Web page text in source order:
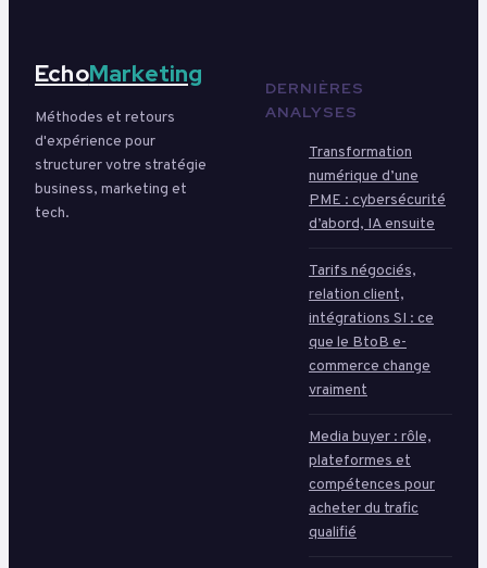
EchoMarketing
Méthodes et retours
d'expérience pour
structurer votre stratégie
business, marketing et
tech.
DERNIÈRES
ANALYSES
Transformation
numérique d’une
PME : cybersécurité
d’abord, IA ensuite
Tarifs négociés,
relation client,
intégrations SI : ce
que le BtoB e-
commerce change
vraiment
Media buyer : rôle,
plateformes et
compétences pour
acheter du trafic
qualifié